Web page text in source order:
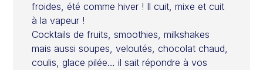
froides, été comme hiver ! Il cuit, mixe et cuit
à la vapeur !
Cocktails de fruits, smoothies, milkshakes
mais aussi soupes, veloutés, chocolat chaud,
coulis, glace pilée… il sait répondre à vos